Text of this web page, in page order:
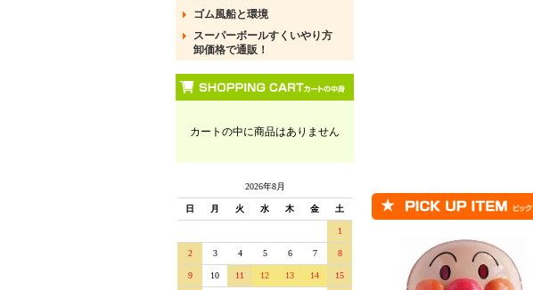
ゴム風船と環境
スーパーボールすくいやり方
卸価格で通販！
カートの中に商品はありません
2026年8月
日 月 火 水 木 金 土
1
2 3 4 5 6 7 8
9 10 11 12 13 14 15